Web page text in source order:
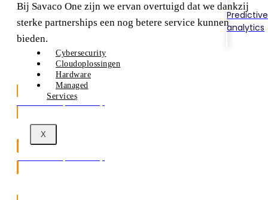
Predictive
analytics
Cybersecurity
Cloudoplossingen
Hardware
Managed
Services
X
Bij Savaco One zijn we ervan overtuigd dat we dankzij
sterke partnerships een nog betere service kunnen
bieden.
Ontdek ons partnership